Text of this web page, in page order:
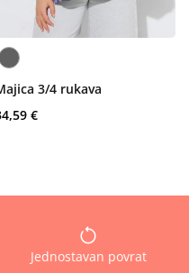
3/4 rukava
€
Jednostavan povrat